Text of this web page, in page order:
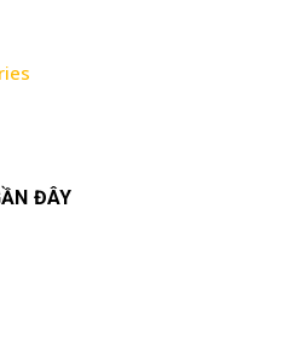
ĐÂY